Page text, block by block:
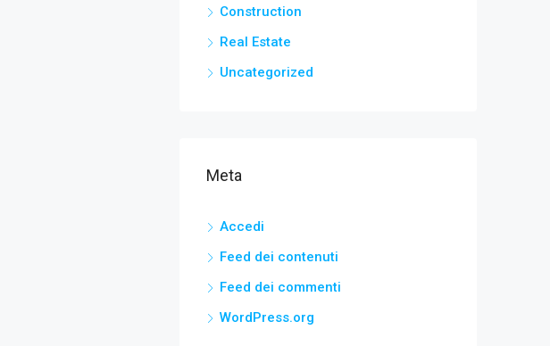
Construction
Real Estate
Uncategorized
Meta
Accedi
Feed dei contenuti
Feed dei commenti
WordPress.org